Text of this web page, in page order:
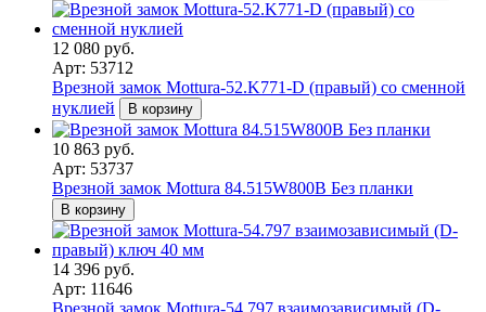
12 080 руб.
Арт: 53712
Врезной замок Mottura-52.K771-D (правый) со сменной
нуклией
В корзину
10 863 руб.
Арт: 53737
Врезной замок Mottura 84.515W800B Без планки
В корзину
14 396 руб.
Арт: 11646